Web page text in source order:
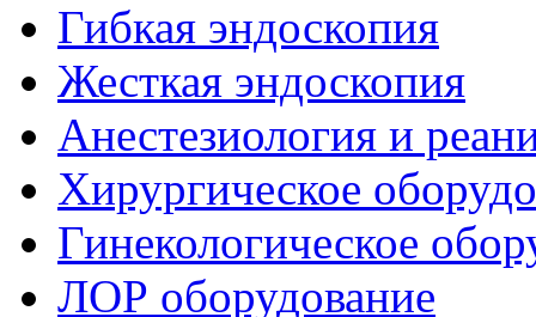
Гибкая эндоскопия
Жесткая эндоскопия
Анестезиология и
Хирургическое
Гинекологическое
ЛОР оборудование